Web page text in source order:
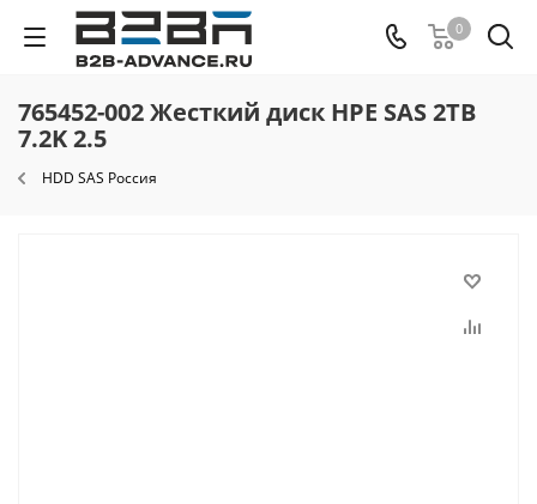
0
765452-002 Жесткий диск HPE SAS 2TB
7.2K 2.5
HDD SAS Россия